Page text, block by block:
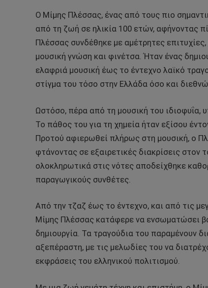
Ο Μίμης Πλέσσας, ένας από τους πιο
από τη ζωή σε ηλικία 100 ετών, αφήνοντας
Πλέσσας συνδέθηκε με αμέτρητες
μουσική γνώση και φινέτσα. Ήταν ένας
ελαφριά μουσική έως το έντεχνο λαϊκό
στίγμα του τόσο στην Ελλάδα όσο και
Ωστόσο, πέρα από τη μουσική του ιδιοφυΐα,
Το πάθος του για τη χημεία ήταν εξίσου
Προτού αφιερωθεί πλήρως στη μουσική, ο
φτάνοντας σε εξαιρετικές διακρίσεις στον
ολοκληρωτικά στις νότες αποδείχθηκε
παραγωγικούς συνθέτες.
Από την τζαζ έως το έντεχνο, και από τις
Μίμης Πλέσσας κατάφερε να ενσωματώσει
δημιουργία. Τα τραγούδια του παραμένουν
αξεπέραστη, με τις μελωδίες του να
εκφράσεις του ελληνικού πολιτισμού.